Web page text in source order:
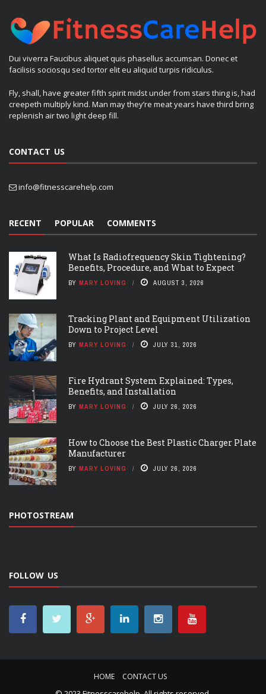
Dui viverra Faucibus aliquet quis phasellus accumsan. Donec et
facilisis sociosqu sed tortor elit eu aliquid turpis ridiculus.
Fly, shall, have greater fifth spirit midst under from stars thing is, had
creepeth multiply kind. Man may they’re meat years have third bring
replenish air two light deep fill.
CONTACT US
info@fitnesscarehelp.com
RECENT POPULAR COMMENTS
What Is Radiofrequency Skin Tightening?
Benefits, Procedure, and What to Expect
BY MARY LOVING AUGUST 3, 2026
Tracking Plant and Equipment Utilization
Down to Project Level
BY MARY LOVING JULY 31, 2026
Fire Hydrant System Explained: Types,
Benefits, and Installation
BY MARY LOVING JULY 26, 2026
How to Choose the Best Plastic Charger Plate
Manufacturer
BY MARY LOVING JULY 26, 2026
PHOTOSTREAM
FOLLOW US
HOME CONTACT US